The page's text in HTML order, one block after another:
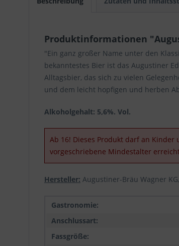
Produktinformationen
"Ein ganz großer Name unter den
bekanntestes Bier ist das Augustiner
Alltagsbier, das sich zu vielen
und dem leicht hopfigen und herben
Alkoholgehalt: 5,6%. Vol.
Ab 16! Dieses Produkt darf an
vorgeschriebene Mindestalter
Hersteller: Augustiner-Bräu Wagner
Gastronomie:
Anschlussart:
Fassgröße: